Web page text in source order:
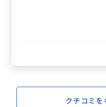
クチコミを